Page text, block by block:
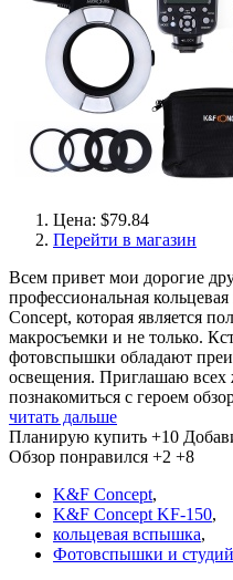
Цена: $79.84
Перейти в магазин
Всем привет мои дорогие
профессиональная
Concept, которая является
макросъемки и не только.
фотовспышки обладают
освещения. Приглашаю
познакомиться с героем
читать дальше
Планирую купить +10
Обзор понравился +2 +8
K&F Concept,
K&F Concept KF-150,
кольцевая вспышка,
Фотовспышки и